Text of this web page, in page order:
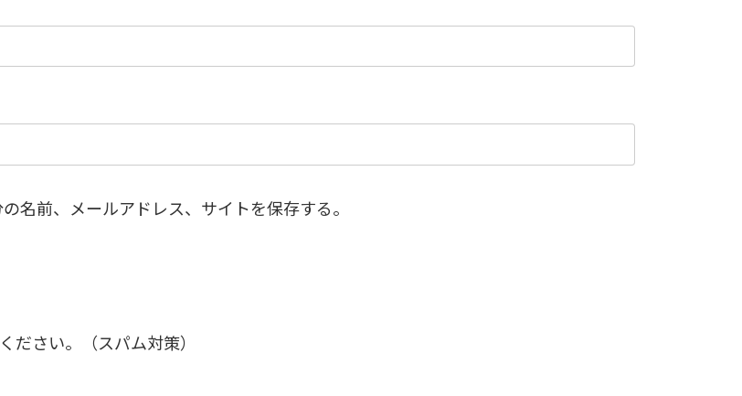
名前、メールアドレス、サイトを保存する。
ださい。（スパム対策）